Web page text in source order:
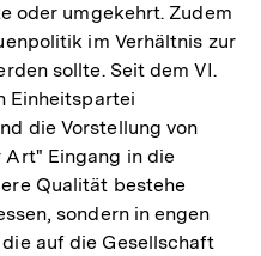
oder umgekehrt. Zudem
im Verhältnis zur
sollte. Seit dem VI.
Einheitspartei
die Vorstellung von
Art" Eingang in die
Qualität bestehe
sondern in engen
auf die Gesellschaft